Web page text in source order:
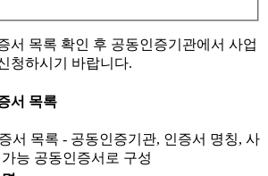
서 목록 확인 후 공동인증기관에서 사업
청하시기 바랍니다.
서 목록
서 목록 - 공동인증기관, 인증서 명칭, 사
가능 공동인증서로 구성